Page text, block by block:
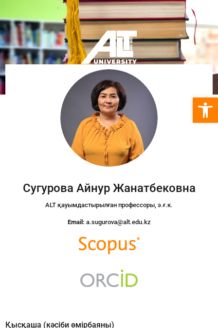
Сугурова Айнур Жанатбековна
ALT қауымдастырылған профессоры, э.ғ.к.
Email: a.sugurova@alt.edu.kz
Қысқаша (кәсіби өмірбаяны)